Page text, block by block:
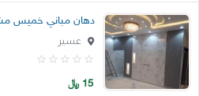
دهان مباني خميس
عسير
15 ﷼